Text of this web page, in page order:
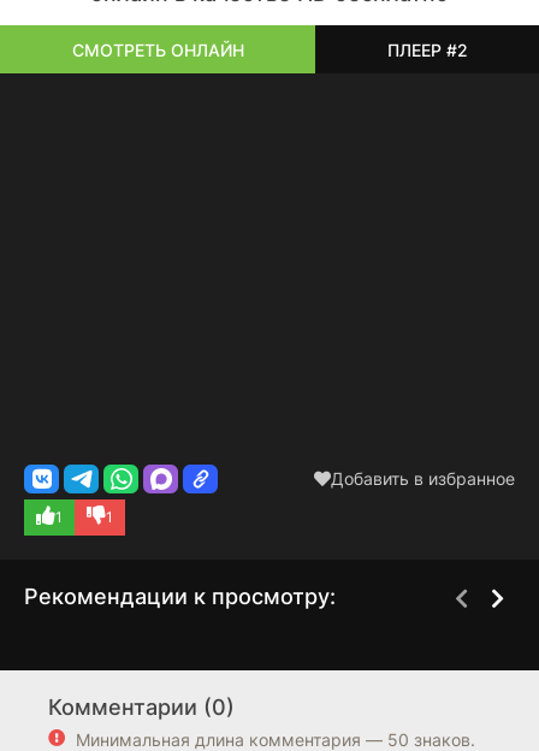
времени, и многие вещи были утрачены. Главный
персонаж постепенно приходит в себя и осознает, что он
СМОТРЕТЬ ОНЛАЙН ПЛЕЕР #2
Добавить в избранное
1 1
Рекомендации к просмотру:
7.5 7.4 7.3
Комментарии (0)
Минимальная длина комментария — 50 знаков.